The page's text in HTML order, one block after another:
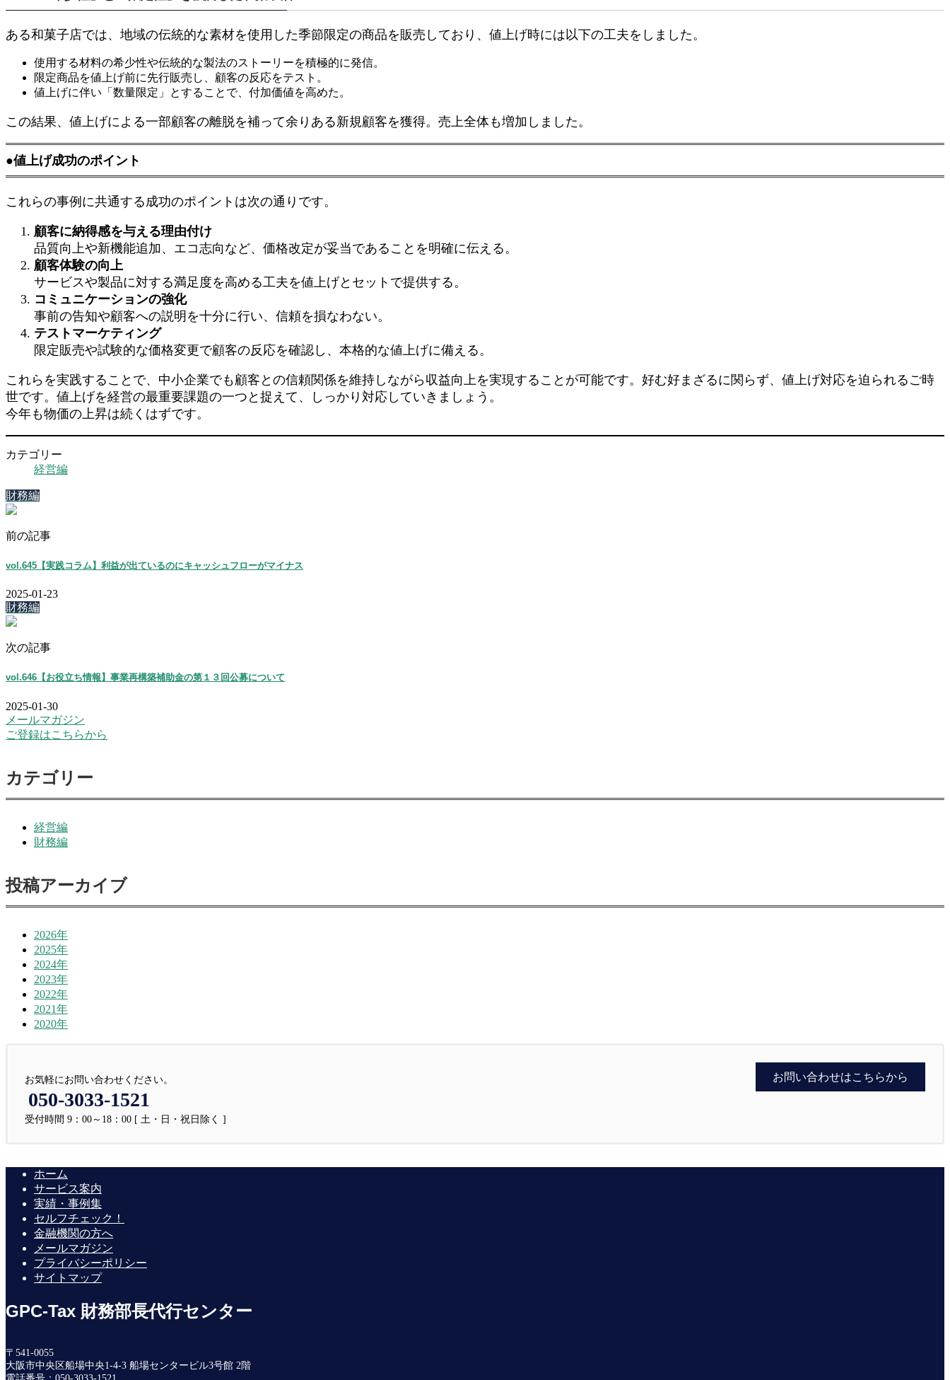
ある和菓子店では、地域の伝統的な素材を使用した季節限定の商品を販売しており、値上げ時には以下の工夫をしました。
使用する材料の希少性や伝統的な製法のストーリーを積極的に発信。
限定商品を値上げ前に先行販売し、顧客の反応をテスト。
値上げに伴い「数量限定」とすることで、付加価値を高めた。
この結果、値上げによる一部顧客の離脱を補って余りある新規顧客を獲得。売上全体も増加しました。
●値上げ成功のポイント
これらの事例に共通する成功のポイントは次の通りです。
顧客に納得感を与える理由付け
品質向上や新機能追加、エコ志向など、価格改定が妥当であることを明確に伝える。
顧客体験の向上
サービスや製品に対する満足度を高める工夫を値上げとセットで提供する。
コミュニケーションの強化
事前の告知や顧客への説明を十分に行い、信頼を損なわない。
テストマーケティング
限定販売や試験的な価格変更で顧客の反応を確認し、本格的な値上げに備える。
これらを実践することで、中小企業でも顧客との信頼関係を維持しながら収益向上を実現することが可能です。好む好まざるに関らず、値上げ対応を迫られるご時
世です。値上げを経営の最重要課題の一つと捉えて、しっかり対応していきましょう。
今年も物価の上昇は続くはずです。
カテゴリー
経営編
財務編
前の記事
vol.645【実践コラム】利益が出ているのにキャッシュフローがマイナス
2025-01-23
財務編
次の記事
vol.646【お役立ち情報】事業再構築補助金の第１３回公募について
2025-01-30
メールマガジン
ご登録はこちらから
カテゴリー
経営編
財務編
投稿アーカイブ
2026年
2025年
2024年
2023年
2022年
2021年
2020年
お気軽にお問い合わせください。
050-3033-1521
受付時間 9：00～18：00 [ 土・日・祝日除く ]
お問い合わせはこちらから
ホーム
サービス案内
実績・事例集
セルフチェック！
金融機関の方へ
メールマガジン
プライバシーポリシー
サイトマップ
GPC-Tax 財務部長代行センター
〒541-0055
大阪市中央区船場中央1-4-3 船場センタービル3号館 2階